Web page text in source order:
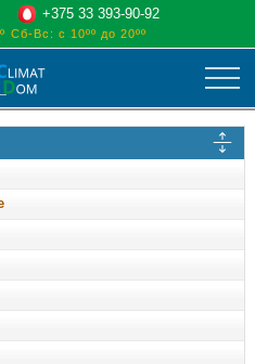
котлы
+375 33 393-90-92
Сб-Вс: с 10ºº до 20ºº